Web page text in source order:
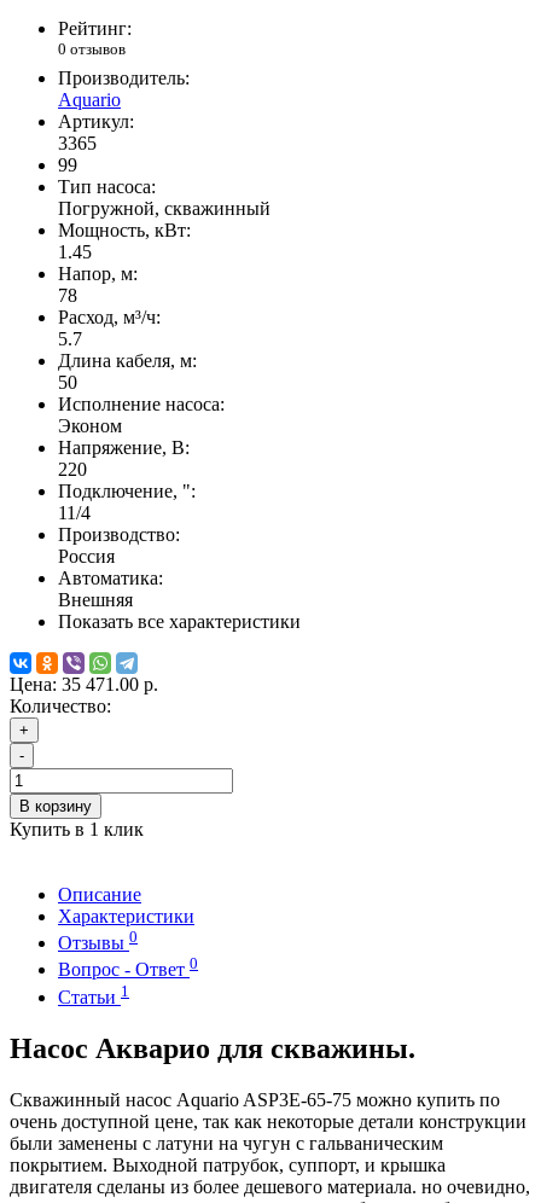
Рейтинг:
0 отзывов
Производитель:
Aquario
Артикул:
3365
99
Тип насоса:
Погружной, скважинный
Мощность, кВт:
1.45
Напор, м:
78
Расход, м³/ч:
5.7
Длина кабеля, м:
50
Исполнение насоса:
Эконом
Напряжение, В:
220
Подключение, ":
11/4
Производство:
Россия
Автоматика:
Внешняя
Показать все характеристики
Цена: 35 471.00 р.
Количество:
+
-
В корзину
Купить в 1 клик
Описание
Характеристики
Отзывы 0
Вопрос - Ответ 0
Статьи 1
Насос Акварио для скважины.
Скважинный насос Aquario ASP3E-65-75 можно купить по
очень доступной цене, так как некоторые детали конструкции
были заменены с латуни на чугун с гальваническим
покрытием. Выходной патрубок, суппорт, и крышка
двигателя сделаны из более дешевого материала. но очевидно,